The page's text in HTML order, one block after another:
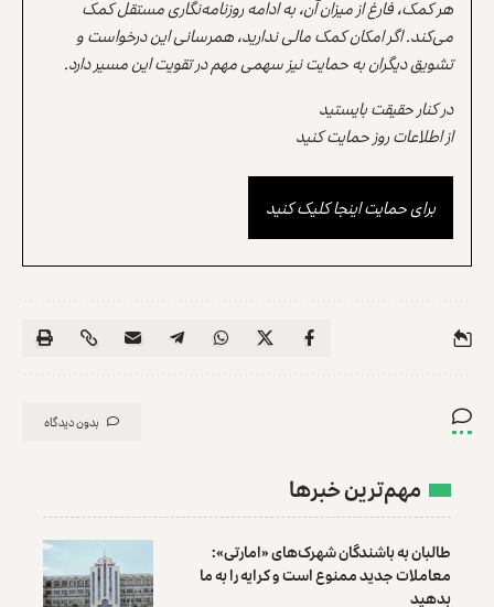
هر کمک، فارغ از میزان آن، به ادامه روزنامه‌نگاری مستقل کمک
می‌کند. اگر امکان کمک مالی ندارید، همرسانی این درخواست و
تشویق دیگران به حمایت نیز سهمی مهم در تقویت این مسیر دارد.
در کنار حقیقت بایستید
از اطلاعات روز حمایت کنید
برای حمایت اینجا کلیک کنید
بدون دیدگاه
مهم‌ترین خبرها
طالبان به باشندگان شهرک‌های «امارتی»:
معاملات جدید ممنوع است و کرایه را به ما
بدهید